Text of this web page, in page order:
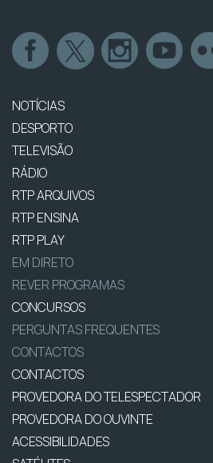
NOTÍCIAS
DESPORTO
TELEVISÃO
RÁDIO
RTP ARQUIVOS
RTP ENSINA
RTP PLAY
EM DIRETO
REVER PROGRAMAS
CONCURSOS
PERGUNTAS FREQUENTES
CONTACTOS
CONTACTOS
PROVEDORA DO TELESPECTADOR
PROVEDORA DO OUVINTE
ACESSIBILIDADES